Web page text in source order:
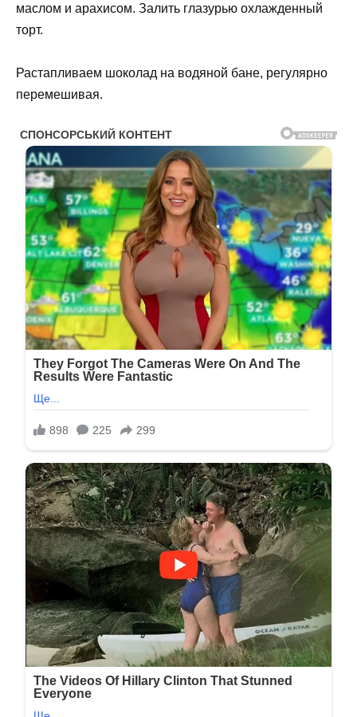
маслом и арахисом. Залить глазурью охлажденный
торт.
Растапливаем шоколад на водяной бане, регулярно
перемешивая.